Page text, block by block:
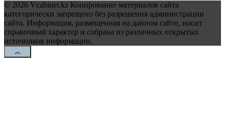
© 2026 Vcabinet.kz Копирование материалов сайта
категорически запрещено без разрешения администрации
сайта. Информация, размещенная на данном сайте, носит
справочный характер и собрана из различных открытых
источников информации.